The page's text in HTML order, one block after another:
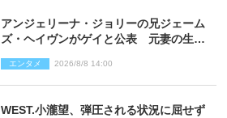
アンジェリーナ・ジョリーの兄ジェーム
ズ・ヘイヴンがゲイと公表 元妻の生配
エンタメ 2026/8/8 14:00
WEST.小瀧望、弾圧される状況に屈せず